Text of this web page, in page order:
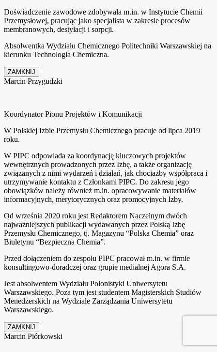
Doświadczenie zawodowe zdobywała m.in. w Instytucie Chemii
Przemysłowej, pracując jako specjalista w zakresie procesów
membranowych, destylacji i sorpcji.
Absolwentka Wydziału Chemicznego Politechniki Warszawskiej na
kierunku Technologia Chemiczna.
ZAMKNIJ
Marcin Przygudzki
Koordynator Pionu Projektów i Komunikacji
W Polskiej Izbie Przemysłu Chemicznego pracuje od lipca 2019
roku.
W PIPC odpowiada za koordynację kluczowych projektów
wewnętrznych prowadzonych przez Izbę, a także organizację
związanych z nimi wydarzeń i działań, jak chociażby współpraca i
utrzymywanie kontaktu z Członkami PIPC. Do zakresu jego
obowiązków należy również m.in. opracowywanie materiałów
informacyjnych, merytorycznych oraz promocyjnych Izby.
Od września 2020 roku jest Redaktorem Naczelnym dwóch
najważniejszych publikacji wydawanych przez Polską Izbę
Przemysłu Chemicznego, tj. Magazynu “Polska Chemia” oraz
Biuletynu “Bezpieczna Chemia”.
Przed dołączeniem do zespołu PIPC pracował m.in. w firmie
konsultingowo-doradczej oraz grupie medialnej Agora S.A.
Jest absolwentem Wydziału Polonistyki Uniwersytetu
Warszawskiego. Poza tym jest studentem Magisterskich Studiów
Menedżerskich na Wydziale Zarządzania Uniwersytetu
Warszawskiego.
ZAMKNIJ
Marcin Piórkowski